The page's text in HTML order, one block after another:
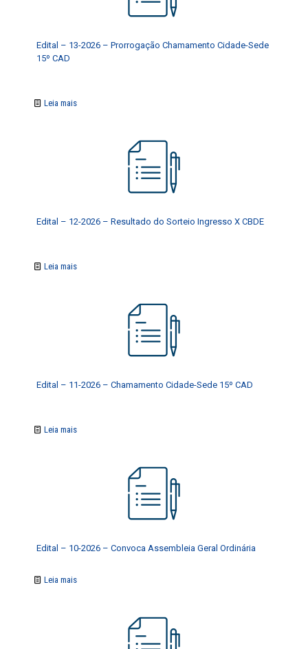
Edital – 13-2026 – Prorrogação Chamamento Cidade-Sede
15º CAD
Leia mais
Edital – 12-2026 – Resultado do Sorteio Ingresso X CBDE
Leia mais
Edital – 11-2026 – Chamamento Cidade-Sede 15º CAD
Leia mais
Edital – 10-2026 – Convoca Assembleia Geral Ordinária
Leia mais